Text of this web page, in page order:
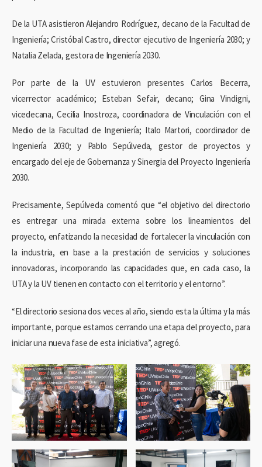
De la UTA asistieron Alejandro Rodríguez, decano de la Facultad de
Ingeniería; Cristóbal Castro, director ejecutivo de Ingeniería 2030; y
Natalia Zelada, gestora de Ingeniería 2030.
Por parte de la UV estuvieron presentes Carlos Becerra,
vicerrector académico; Esteban Sefair, decano; Gina Vindigni,
vicedecana, Cecilia Inostroza, coordinadora de Vinculación con el
Medio de la Facultad de Ingeniería; Italo Martori, coordinador de
Ingeniería 2030; y Pablo Sepúlveda, gestor de proyectos y
encargado del eje de Gobernanza y Sinergia del Proyecto Ingeniería
2030.
Precisamente, Sepúlveda comentó que “el objetivo del directorio
es entregar una mirada externa sobre los lineamientos del
proyecto, enfatizando la necesidad de fortalecer la vinculación con
la industria, en base a la prestación de servicios y soluciones
innovadoras, incorporando las capacidades que, en cada caso, la
UTA y la UV tienen en contacto con el territorio y el entorno”.
“El directorio sesiona dos veces al año, siendo esta la última y la más
importante, porque estamos cerrando una etapa del proyecto, para
iniciar una nueva fase de esta iniciativa”, agregó.